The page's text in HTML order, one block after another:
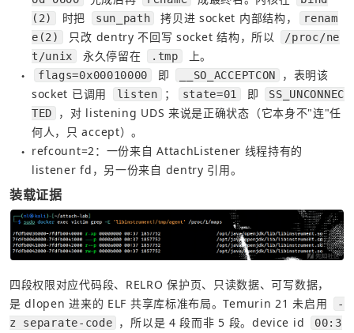
(2)
时把 sun_path 拷贝进 socket 内部结构，
renam
e(2)
只改 dentry 不回写 socket 结构，所以
/proc/ne
t/unix
永久停留在 .tmp 上。
● flags=0x00010000 即 __SO_ACCEPTCON
，表明该
socket 已调用
listen ； state=01 即
SS_UNCONNEC
TED
，对 listening UDS 来说是正确状态（它本身不"连"任
何人，只 accept）。
●
refcount=2：一份来自 AttachListener 线程持有的
listener fd，另一份来自 dentry 引用。
装载证据
四段权限对应代码段、RELRO 保护页、只读数据、可写数据，
是 dlopen 进来的 ELF 共享库标准布局。Temurin 21 未启用
-
z separate-code
，所以是 4 段而非 5 段。device id
00:3